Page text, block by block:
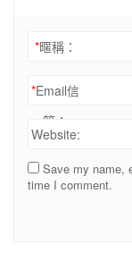
*暱稱：
*Email信
箱：
Website:
Save my name,
time I comment.